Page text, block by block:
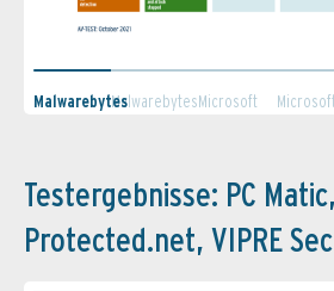
MalwarebytesMalwarebytesMicrosoft
Testergebnisse: PC Matic,
Protected.net, VIPRE